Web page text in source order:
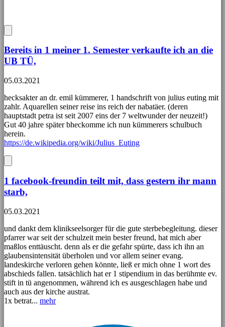
Bereits in 1 meiner 1. Semester verkaufte ich an die
UB TÜ,
05.03.2021
hecksakter an dr. emil kümmerer, 1 handschrift von julius euting mit
zahlr. Aquarellen seiner reise ins reich der nabatäer. (deren
hauptstadt petra ist seit 2007 eins der 7 weltwunder der neuzeit!)
Gut 40 jahre später bheckomme ich nun kümmerers schulbuch
herein.
https://de.wikipedia.org/wiki/Julius_Euting
1 facebook-freundin teilt mit, dass gestern ihr mann
starb,
05.03.2021
und dankt dem klinikseelsorger für die gute sterbebegleitung. dieser
pfarrer war seit der schulzeit mein bester freund, hat mich aber
maßlos enttäuscht. denn als er die gefahr spürte, dass ich ihn an
glaubensintensität überholen und vor allem seiner evang.
landeskirche verloren gehen könnte, ließ er mich ohne 1 wort des
abschieds fallen. tatsächlich hat er 1 stipendium in das berühmte ev.
stift in tü angenommen, während ich es ausgeschlagen habe und
auch aus der kirche austrat.
1x betrat... mehr